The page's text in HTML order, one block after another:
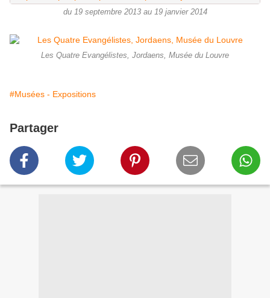
du 19 septembre 2013 au 19 janvier 2014
Les Quatre Evangélistes, Jordaens, Musée du Louvre
#Musées - Expositions
Partager